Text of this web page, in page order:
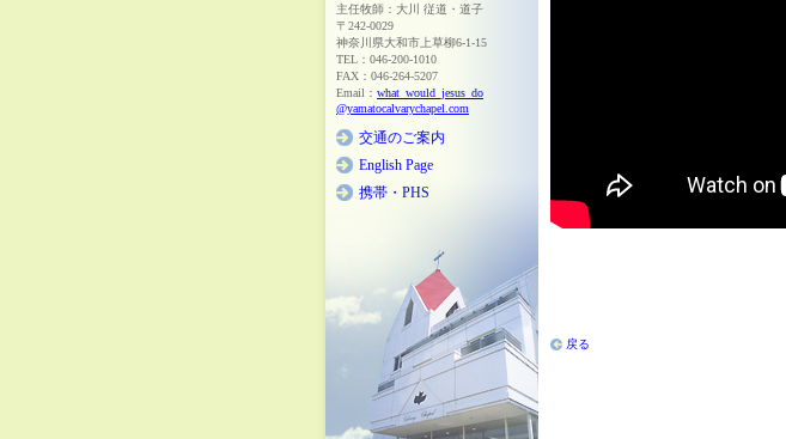
主任牧師：大川 従道・道子
〒242-0029
神奈川県大和市上草柳6-1-15
TEL：046-200-1010
FAX：046-264-5207
Email： what_would_jesus_do
@yamatocalvarychapel.com
交通のご案内
English Page
携帯・PHS
戻る